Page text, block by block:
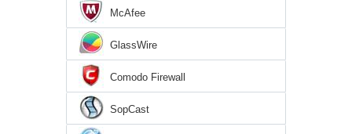
McAfee
GlassWire
Comodo Firewall
SopCast